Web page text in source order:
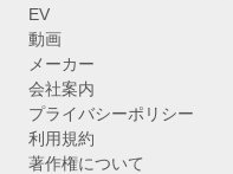
EV
動画
メーカー
会社案内
プライバシーポリシー
利用規約
著作権について